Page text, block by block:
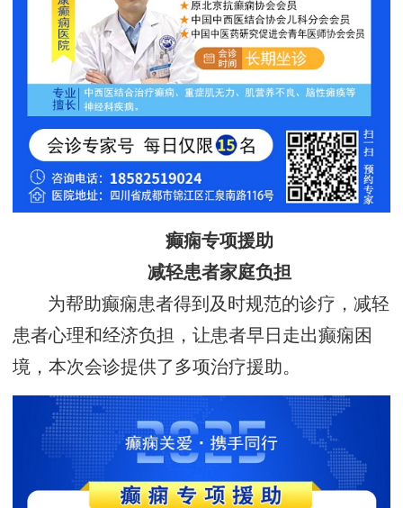
癫痫专项援助
减轻患者家庭负担
为帮助癫痫患者得到及时规范的诊疗，减轻
患者心理和经济负担，让患者早日走出癫痫困
境，本次会诊提供了多项治疗援助。